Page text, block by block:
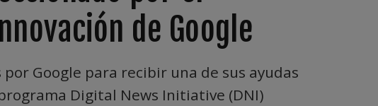
de Google
Google para recibir una de sus ayudas
Digital News Initiative (DNI)